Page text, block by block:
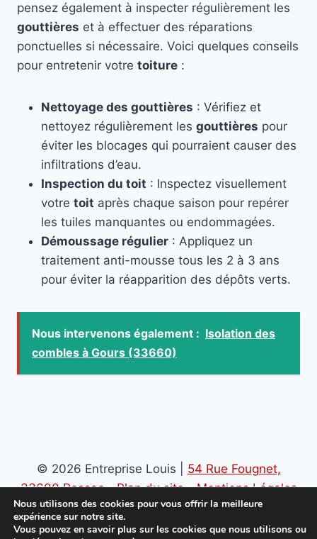
pensez également à inspecter régulièrement les
gouttières et à effectuer des réparations
ponctuelles si nécessaire. Voici quelques conseils
pour entretenir votre toiture :
Nettoyage des gouttières : Vérifiez et
nettoyez régulièrement les gouttières pour
éviter les blocages qui pourraient causer des
infiltrations d’eau.
Inspection du toit : Inspectez visuellement
votre toit après chaque saison pour repérer
les tuiles manquantes ou endommagées.
Démoussage régulier : Appliquez un
traitement anti-mousse tous les 2 à 3 ans
pour éviter la réapparition des dépôts verts.
Nous intervenons également : Isolation des
combles à Gours (33660)
© 2026 Entreprise Louis | 54 Rue Fougnet,
33600 Pessac-Plan du site-Mentions Légales
-Politique de confidentialité
Nous utilisons des cookies pour vous offrir la meilleure
expérience sur notre site.
Vous pouvez en savoir plus sur les cookies que nous utilisons ou